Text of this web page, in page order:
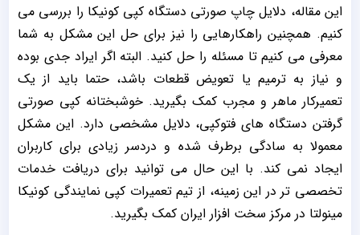
این مقاله، دلایل چاپ صورتی دستگاه کپی کونیکا را بررسی می
کنیم. همچنین راهکارهایی را نیز برای حل این مشکل به شما
معرفی می کنیم تا مسئله را حل کنید. البته اگر ایراد جدی بوده
و نیاز به ترمیم یا تعویض قطعات باشد، حتما باید از یک
تعمیرکار ماهر و مجرب کمک بگیرید. خوشبختانه کپی صورتی
گرفتن دستگاه های فتوکپی، دلایل مشخصی دارد. این مشکل
معمولا به سادگی برطرف شده و دردسر زیادی برای کاربران
ایجاد نمی کند. با این حال می توانید برای دریافت خدمات
تخصصی تر در این زمینه، از تیم تعمیرات کپی نمایندگی کونیکا
مینولتا در مرکز سخت افزار ایران کمک بگیرید.